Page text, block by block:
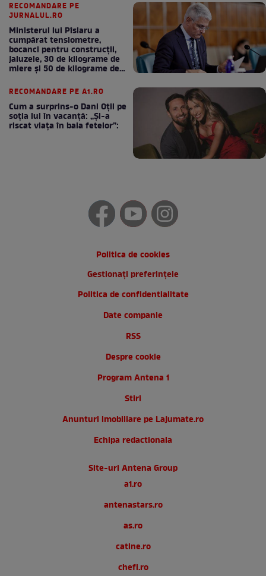
RECOMANDARE PE
JURNALUL.RO
Ministerul lui Pîslaru a
cumpărat tensiometre,
bocanci pentru construcții,
jaluzele, 30 de kilograme de
miere și 50 de kilograme de
RECOMANDARE PE A1.RO
Cum a surprins-o Dani Oțil pe
soția lui în vacanță: „Și-a
riscat viața în baia fetelor”:
Politica de cookies
Gestionați preferințele
Politica de confidentialitate
Date companie
RSS
Despre cookie
Program Antena 1
Stiri
Anunturi imobiliare pe Lajumate.ro
Echipa redactionala
Site-uri Antena Group
a1.ro
antenastars.ro
as.ro
catine.ro
chefi.ro